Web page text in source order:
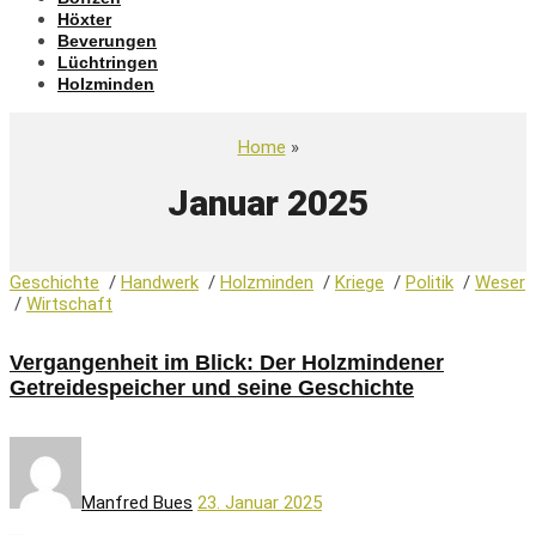
Höxter
Beverungen
Lüchtringen
Holzminden
Home »
Januar 2025
Geschichte / Handwerk / Holzminden / Kriege / Politik / Weser
/ Wirtschaft
Vergangenheit im Blick: Der Holzmindener
Getreidespeicher und seine Geschichte
Manfred Bues 23. Januar 2025